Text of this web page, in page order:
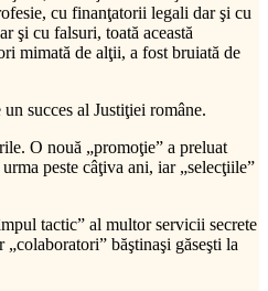
cu finanţatorii legali dar şi cu
şi cu falsuri, toată această
mimată de alţii, a fost bruiată de
succes al Justiţiei române.
O nouă „promoţie” a preluat
peste câţiva ani, iar „selecţiile”
tactic” al multor servicii secrete
băştinaşi găseşti la